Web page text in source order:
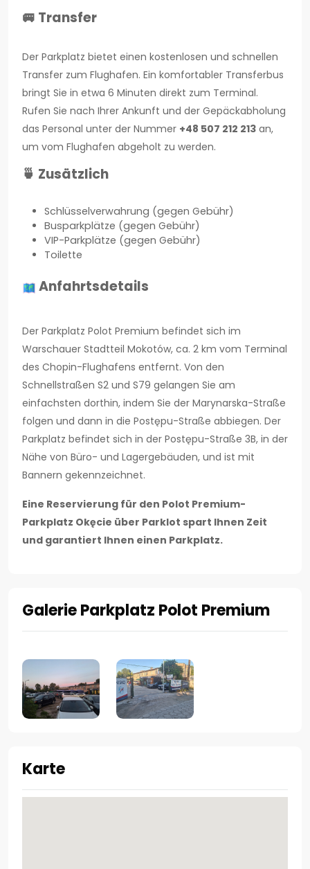
🚐 Transfer
Der Parkplatz bietet einen kostenlosen und schnellen
Transfer zum Flughafen. Ein komfortabler Transferbus
bringt Sie in etwa 6 Minuten direkt zum Terminal.
Rufen Sie nach Ihrer Ankunft und der Gepäckabholung
das Personal unter der Nummer +48 507 212 213 an,
um vom Flughafen abgeholt zu werden.
🍵 Zusätzlich
Schlüsselverwahrung (gegen Gebühr)
Busparkplätze (gegen Gebühr)
VIP-Parkplätze (gegen Gebühr)
Toilette
Anfahrtsdetails
Der Parkplatz Polot Premium befindet sich im
Warschauer Stadtteil Mokotów, ca. 2 km vom Terminal
des Chopin-Flughafens entfernt. Von den
Schnellstraßen S2 und S79 gelangen Sie am
einfachsten dorthin, indem Sie der Marynarska-Straße
folgen und dann in die Postępu-Straße abbiegen. Der
Parkplatz befindet sich in der Postępu-Straße 3B, in der
Nähe von Büro- und Lagergebäuden, und ist mit
Bannern gekennzeichnet.
Eine Reservierung für den Polot Premium-
Parkplatz Okęcie über Parklot spart Ihnen Zeit
und garantiert Ihnen einen Parkplatz.
Galerie Parkplatz Polot Premium
Karte